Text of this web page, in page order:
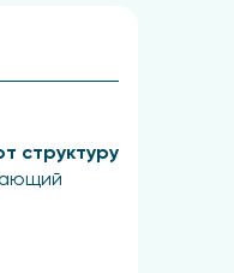
структуру